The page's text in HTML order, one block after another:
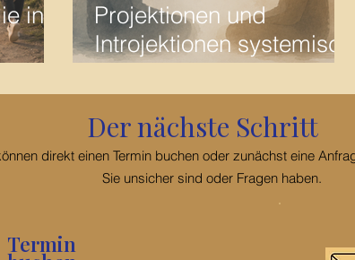
in
Projektionen und
Introjektionen systemisch
betrachtet
Der nächste Schritt
direkt einen Termin buchen oder zunächst eine
Sie unsicher sind oder Fragen haben.
Termin